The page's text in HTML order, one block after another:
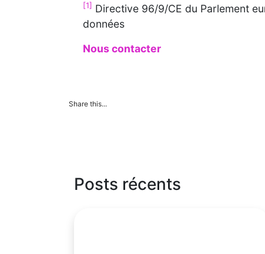
[1] Directive 96/9/CE du Parlement
données
Nous contacter
Share this...
Posts récents